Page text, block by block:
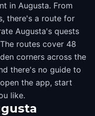
in Augusta. From
there's a route for
Augusta's quests
routes cover 48
corners across the
there's no guide to
the app, start
like.